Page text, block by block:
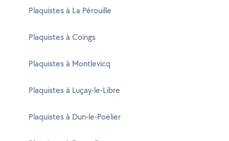
Plaquistes à La Pérouille
Plaquistes à Coings
Plaquistes à Montlevicq
Plaquistes à Luçay-le-Libre
Plaquistes à Dun-le-Poëlier